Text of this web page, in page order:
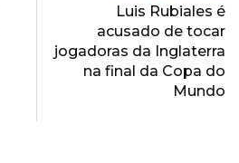
Luis Rubiales é
acusado de tocar
jogadoras da Inglaterra
na final da Copa do
Mundo